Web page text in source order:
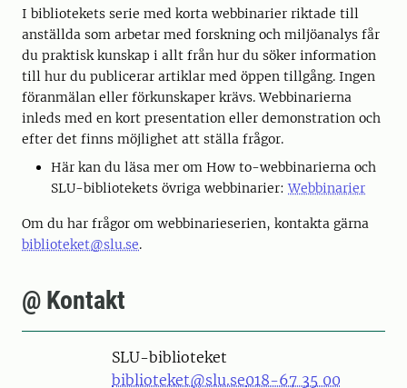
I bibliotekets serie med korta webbinarier riktade till
anställda som arbetar med forskning och miljöanalys får
du praktisk kunskap i allt från hur du söker information
till hur du publicerar artiklar med öppen tillgång. Ingen
föranmälan eller förkunskaper krävs. Webbinarierna
inleds med en kort presentation eller demonstration och
efter det finns möjlighet att ställa frågor.
Här kan du läsa mer om How to-webbinarierna och
SLU-bibliotekets övriga webbinarier:Webbinarier
Om du har frågor om webbinarieserien, kontakta gärna
biblioteket@slu.se.
@ Kontakt
SLU-biblioteket
biblioteket@slu.se018-67 35 00